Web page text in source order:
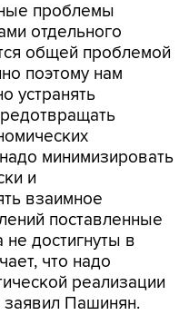
проблемы
отдельного
общей проблемой
поэтому нам
устранять
минимизировать
и
взаимное
поставленные
не достигнуты в
что надо
реализации
Пашинян.